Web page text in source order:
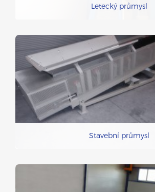
Letecký průmysl
Stavební průmysl